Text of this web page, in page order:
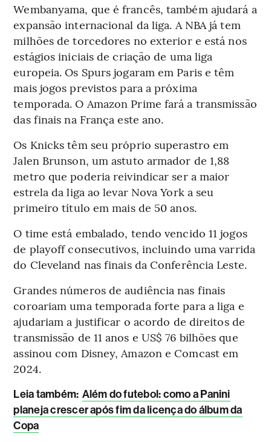
Wembanyama, que é francês, também ajudará a
expansão internacional da liga. A NBA já tem
milhões de torcedores no exterior e está nos
estágios iniciais de criação de uma liga
europeia. Os Spurs jogaram em Paris e têm
mais jogos previstos para a próxima
temporada. O Amazon Prime fará a transmissão
das finais na França este ano.
Os Knicks têm seu próprio superastro em
Jalen Brunson, um astuto armador de 1,88
metro que poderia reivindicar ser a maior
estrela da liga ao levar Nova York a seu
primeiro título em mais de 50 anos.
O time está embalado, tendo vencido 11 jogos
de playoff consecutivos, incluindo uma varrida
do Cleveland nas finais da Conferência Leste.
Grandes números de audiência nas finais
coroariam uma temporada forte para a liga e
ajudariam a justificar o acordo de direitos de
transmissão de 11 anos e US$ 76 bilhões que
assinou com Disney, Amazon e Comcast em
2024.
Leia também: Além do futebol: como a Panini
planeja crescer após fim da licença do álbum da
Copa